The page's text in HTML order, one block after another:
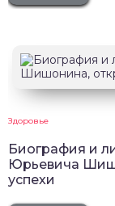
Здоровье
Биография и
Юрьевича
успехи